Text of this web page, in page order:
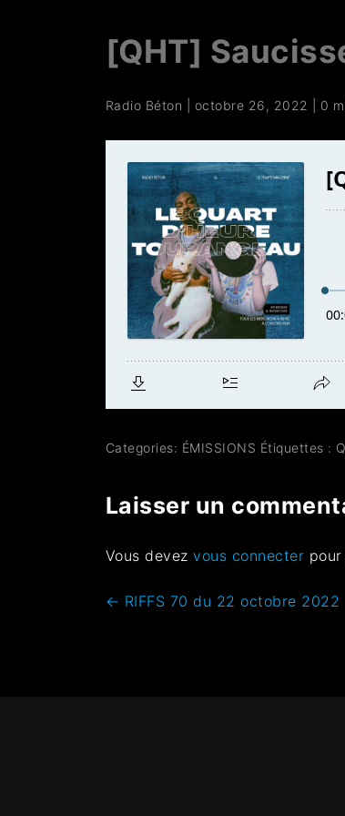
[QHT]
Radio Béton octobre 26, 2022 0
Categories: ÉMISSIONS Étiquettes :
Laisser un
Vous devezvous connecter
← RIFFS 70 du 22 octobre 2022